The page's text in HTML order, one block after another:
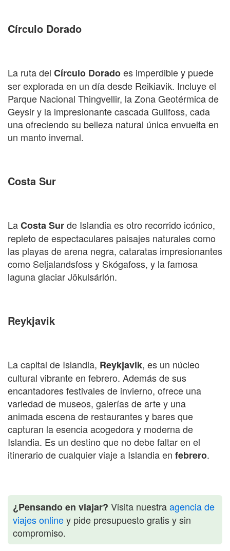
Círculo Dorado
La ruta del Círculo Doradoes imperdible y puede
ser explorada en un día desde Reikiavik. Incluye el
Parque Nacional Thingvellir, la Zona Geotérmica de
Geysir y la impresionante cascada Gullfoss, cada
una ofreciendo su belleza natural única envuelta en
un manto invernal.
Costa Sur
LaCosta Surde Islandia es otro recorrido icónico,
repleto de espectaculares paisajes naturales como
las playas de arena negra, cataratas impresionantes
como Seljalandsfoss y Skógafoss, y la famosa
laguna glaciar Jökulsárlón.
Reykjavik
La capital de Islandia, Reykjavik, es un núcleo
cultural vibrante en febrero. Además de sus
encantadores festivales de invierno, ofrece una
variedad de museos, galerías de arte y una
animada escena de restaurantes y bares que
capturan la esencia acogedora y moderna de
Islandia. Es un destino que no debe faltar en el
itinerario de cualquier viaje a Islandia en febrero.
¿Pensando en viajar? Visita nuestraagencia de
viajes onliney pide presupuesto gratis y sin
compromiso.